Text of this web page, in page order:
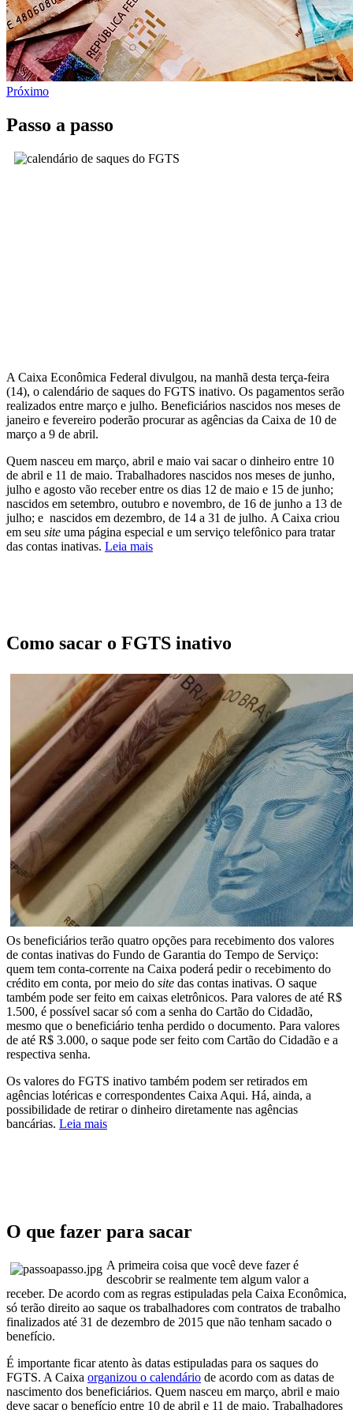
Próximo
Passo a passo
A Caixa Econômica Federal divulgou, na manhã desta terça-feira
(14), o calendário de saques do FGTS inativo. Os pagamentos serão
realizados entre março e julho. Beneficiários nascidos nos meses de
janeiro e fevereiro poderão procurar as agências da Caixa de 10 de
março a 9 de abril.
Quem nasceu em março, abril e maio vai sacar o dinheiro entre 10
de abril e 11 de maio. Trabalhadores nascidos nos meses de junho,
julho e agosto vão receber entre os dias 12 de maio e 15 de junho;
nascidos em setembro, outubro e novembro, de 16 de junho a 13 de
julho; e nascidos em dezembro, de 14 a 31 de julho. A Caixa criou
em seu site uma página especial e um serviço telefônico para tratar
das contas inativas. Leia mais
Como sacar o FGTS inativo
Os beneficiários terão quatro opções para recebimento dos valores
de contas inativas do Fundo de Garantia do Tempo de Serviço:
quem tem conta-corrente na Caixa poderá pedir o recebimento do
crédito em conta, por meio do site das contas inativas. O saque
também pode ser feito em caixas eletrônicos. Para valores de até R$
1.500, é possível sacar só com a senha do Cartão do Cidadão,
mesmo que o beneficiário tenha perdido o documento. Para valores
de até R$ 3.000, o saque pode ser feito com Cartão do Cidadão e a
respectiva senha.
Os valores do FGTS inativo também podem ser retirados em
agências lotéricas e correspondentes Caixa Aqui. Há, ainda, a
possibilidade de retirar o dinheiro diretamente nas agências
bancárias. Leia mais
O que fazer para sacar
A primeira coisa que você deve fazer é
descobrir se realmente tem algum valor a
receber. De acordo com as regras estipuladas pela Caixa Econômica,
só terão direito ao saque os trabalhadores com contratos de trabalho
finalizados até 31 de dezembro de 2015 que não tenham sacado o
benefício.
É importante ficar atento às datas estipuladas para os saques do
FGTS. A Caixa organizou o calendário de acordo com as datas de
nascimento dos beneficiários. Quem nasceu em março, abril e maio
deve sacar o benefício entre 10 de abril e 11 de maio. Trabalhadores